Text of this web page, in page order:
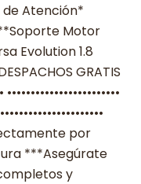
de Atención*
Motor
Evolution 1.8
DESPACHOS GRATIS
por
***Asegúrate
y